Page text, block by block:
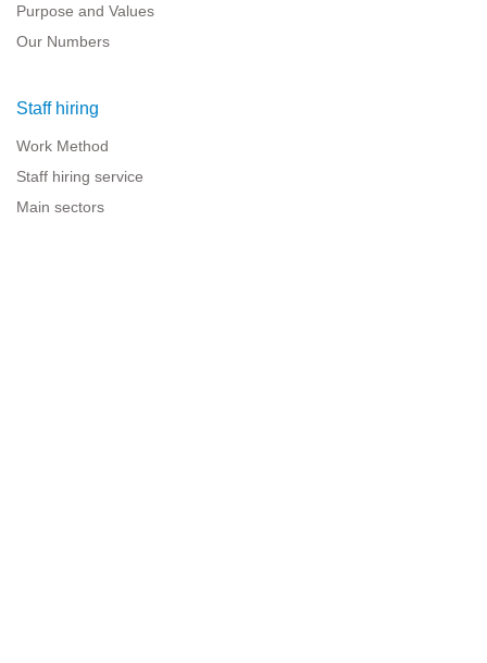
Purpose and Values
Our Numbers
Staff hiring
Work Method
Staff hiring service
Main sectors